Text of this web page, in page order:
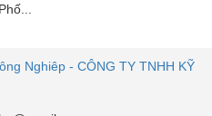
Nghiêp - CÔNG TY TNHH KỸ